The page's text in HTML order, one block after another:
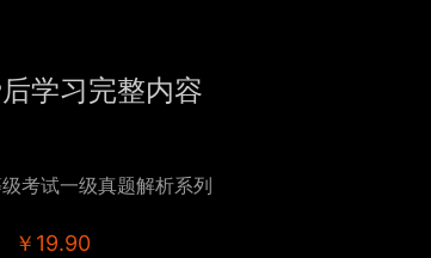
学习完整内容
考试一级真题解析系列
￥19.90